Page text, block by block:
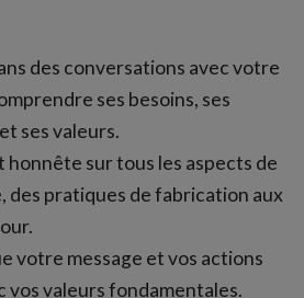
des conversations avec votre
ses besoins, ses
ses valeurs.
honnête sur tous les aspects de
pratiques de fabrication aux
votre message et vos actions
vos valeurs fondamentales.